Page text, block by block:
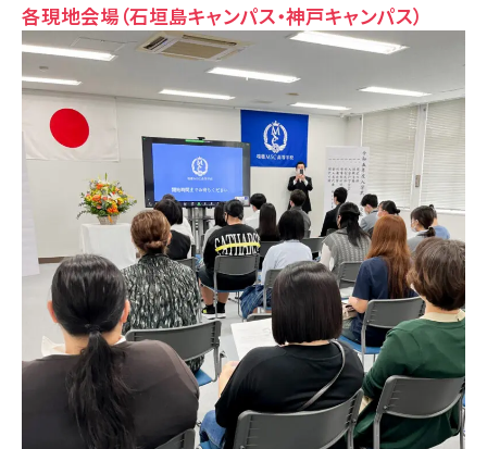
各現地会場（石垣島キャンパス・神戸キャンパス）